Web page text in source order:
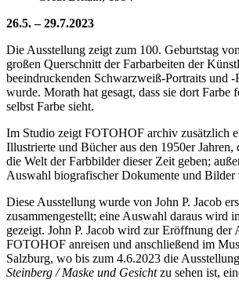
26.5. – 29.7.2023
Die Ausstellung zeigt zum 100. Geburtstag
großen Querschnitt der Farbarbeiten der
beeindruckenden Schwarzweiß-Portraits und -
wurde. Morath hat gesagt, dass sie dort Farbe
selbst Farbe sieht.
Im Studio zeigt FOTOHOF archiv zusätzlich
Illustrierte und Bücher aus den 1950er
die Welt der Farbbilder dieser Zeit geben;
Auswahl biografischer Dokumente und Bilder
Diese Ausstellung wurde von John P. Jacob
zusammengestellt; eine Auswahl daraus wird
gezeigt. John P. Jacob wird zur Eröffnung der
FOTOHOF anreisen und anschließend im
Salzburg, wo bis zum 4.6.2023 die Ausstellung
Steinberg / Maske und Gesichtzu sehen ist,